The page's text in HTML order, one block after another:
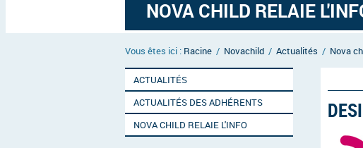
NOVA CHILD RELAIE
Vous êtes ici : Racine / Novachild / Actualités / Nova
ACTUALITÉS
ACTUALITÉS DES ADHÉRENTS
NOVA CHILD RELAIE L'INFO